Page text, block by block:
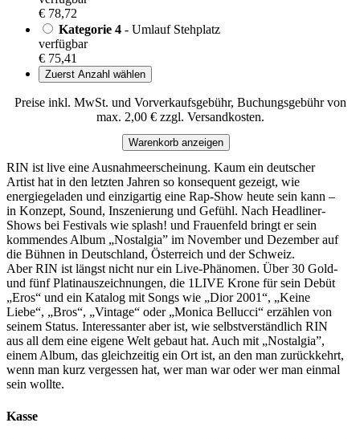
€ 78,72
Kategorie 4 - Umlauf Stehplatz
verfügbar
€ 75,41
Zuerst Anzahl wählen
Preise inkl. MwSt. und Vorverkaufsgebühr, Buchungsgebühr von
max. 2,00 € zzgl. Versandkosten.
Warenkorb anzeigen
RIN ist live eine Ausnahmeerscheinung. Kaum ein deutscher
Artist hat in den letzten Jahren so konsequent gezeigt, wie
energiegeladen und einzigartig eine Rap-Show heute sein kann –
in Konzept, Sound, Inszenierung und Gefühl. Nach Headliner-
Shows bei Festivals wie splash! und Frauenfeld bringt er sein
kommendes Album „Nostalgia” im November und Dezember auf
die Bühnen in Deutschland, Österreich und der Schweiz.
Aber RIN ist längst nicht nur ein Live-Phänomen. Über 30 Gold-
und fünf Platinauszeichnungen, die 1LIVE Krone für sein Debüt
„Eros“ und ein Katalog mit Songs wie „Dior 2001“, „Keine
Liebe“, „Bros“, „Vintage“ oder „Monica Bellucci“ erzählen von
seinem Status. Interessanter aber ist, wie selbstverständlich RIN
aus all dem eine eigene Welt gebaut hat. Auch mit „Nostalgia”,
einem Album, das gleichzeitig ein Ort ist, an den man zurückkehrt,
wenn man kurz vergessen hat, wer man war oder wer man einmal
sein wollte.
Kasse